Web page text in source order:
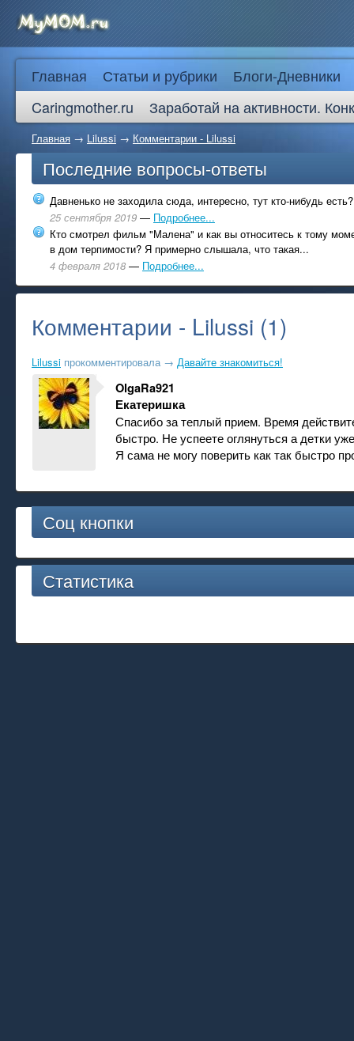
Главная Статьи и рубрики
Блоги-Дневники
Caringmother.ru
Заработай на активности.
Главная → Lilussi → Комментарии - Lilussi
Последние вопросы-ответы
Давненько не заходила сюда, интересно, тут кто-нибудь есть?
25 сентября 2019 — Подробнее...
Кто смотрел фильм "Малена" и как вы относитесь к тому
в дом терпимости? Я примерно слышала, что такая...
4 февраля 2018 — Подробнее...
Комментарии - Lilussi (1)
Lilussi прокомментировала→ Давайте знакомиться!
OlgaRa921
Екатеришка
Спасибо за теплый прием. Время
быстро. Не успеете оглянуться а детки
Я сама не могу поверить как так быстро
Соц кнопки
Статистика